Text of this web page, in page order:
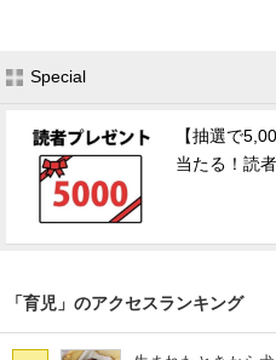
Special
【抽選で
当たる！読
「育児」のアクセスランキング